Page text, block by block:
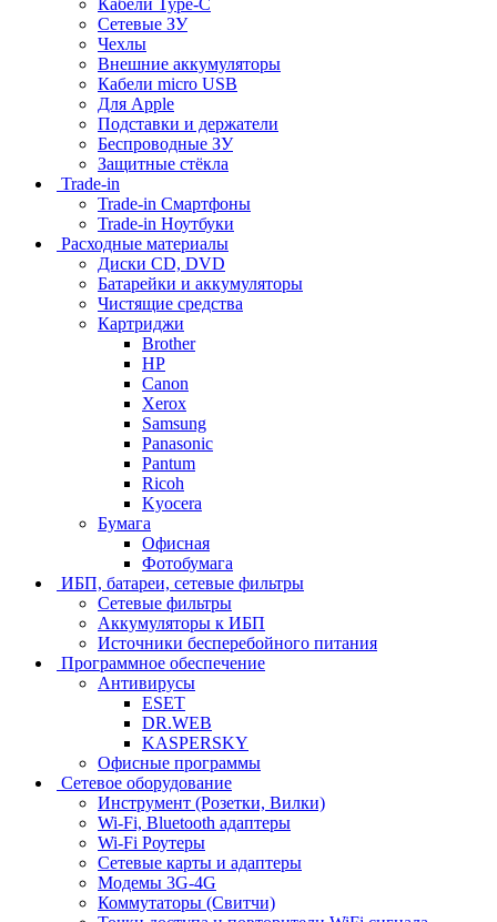
Кабели Type-C
Сетевые ЗУ
Чехлы
Внешние аккумуляторы
Кабели micro USB
Для Apple
Подставки и держатели
Беспроводные ЗУ
Защитные стёкла
Trade-in
Trade-in Смартфоны
Trade-in Ноутбуки
Расходные материалы
Диски CD, DVD
Батарейки и аккумуляторы
Чистящие средства
Картриджи
Brother
HP
Canon
Xerox
Samsung
Panasonic
Pantum
Ricoh
Kyocera
Бумага
Офисная
Фотобумага
ИБП, батареи, сетевые фильтры
Сетевые фильтры
Аккумуляторы к ИБП
Источники бесперебойного питания
Программное обеспечение
Антивирусы
ESET
DR.WEB
KASPERSKY
Офисные программы
Сетевое оборудование
Инструмент (Розетки, Вилки)
Wi-Fi, Bluetooth адаптеры
Wi-Fi Роутеры
Сетевые карты и адаптеры
Модемы 3G-4G
Коммутаторы (Свитчи)